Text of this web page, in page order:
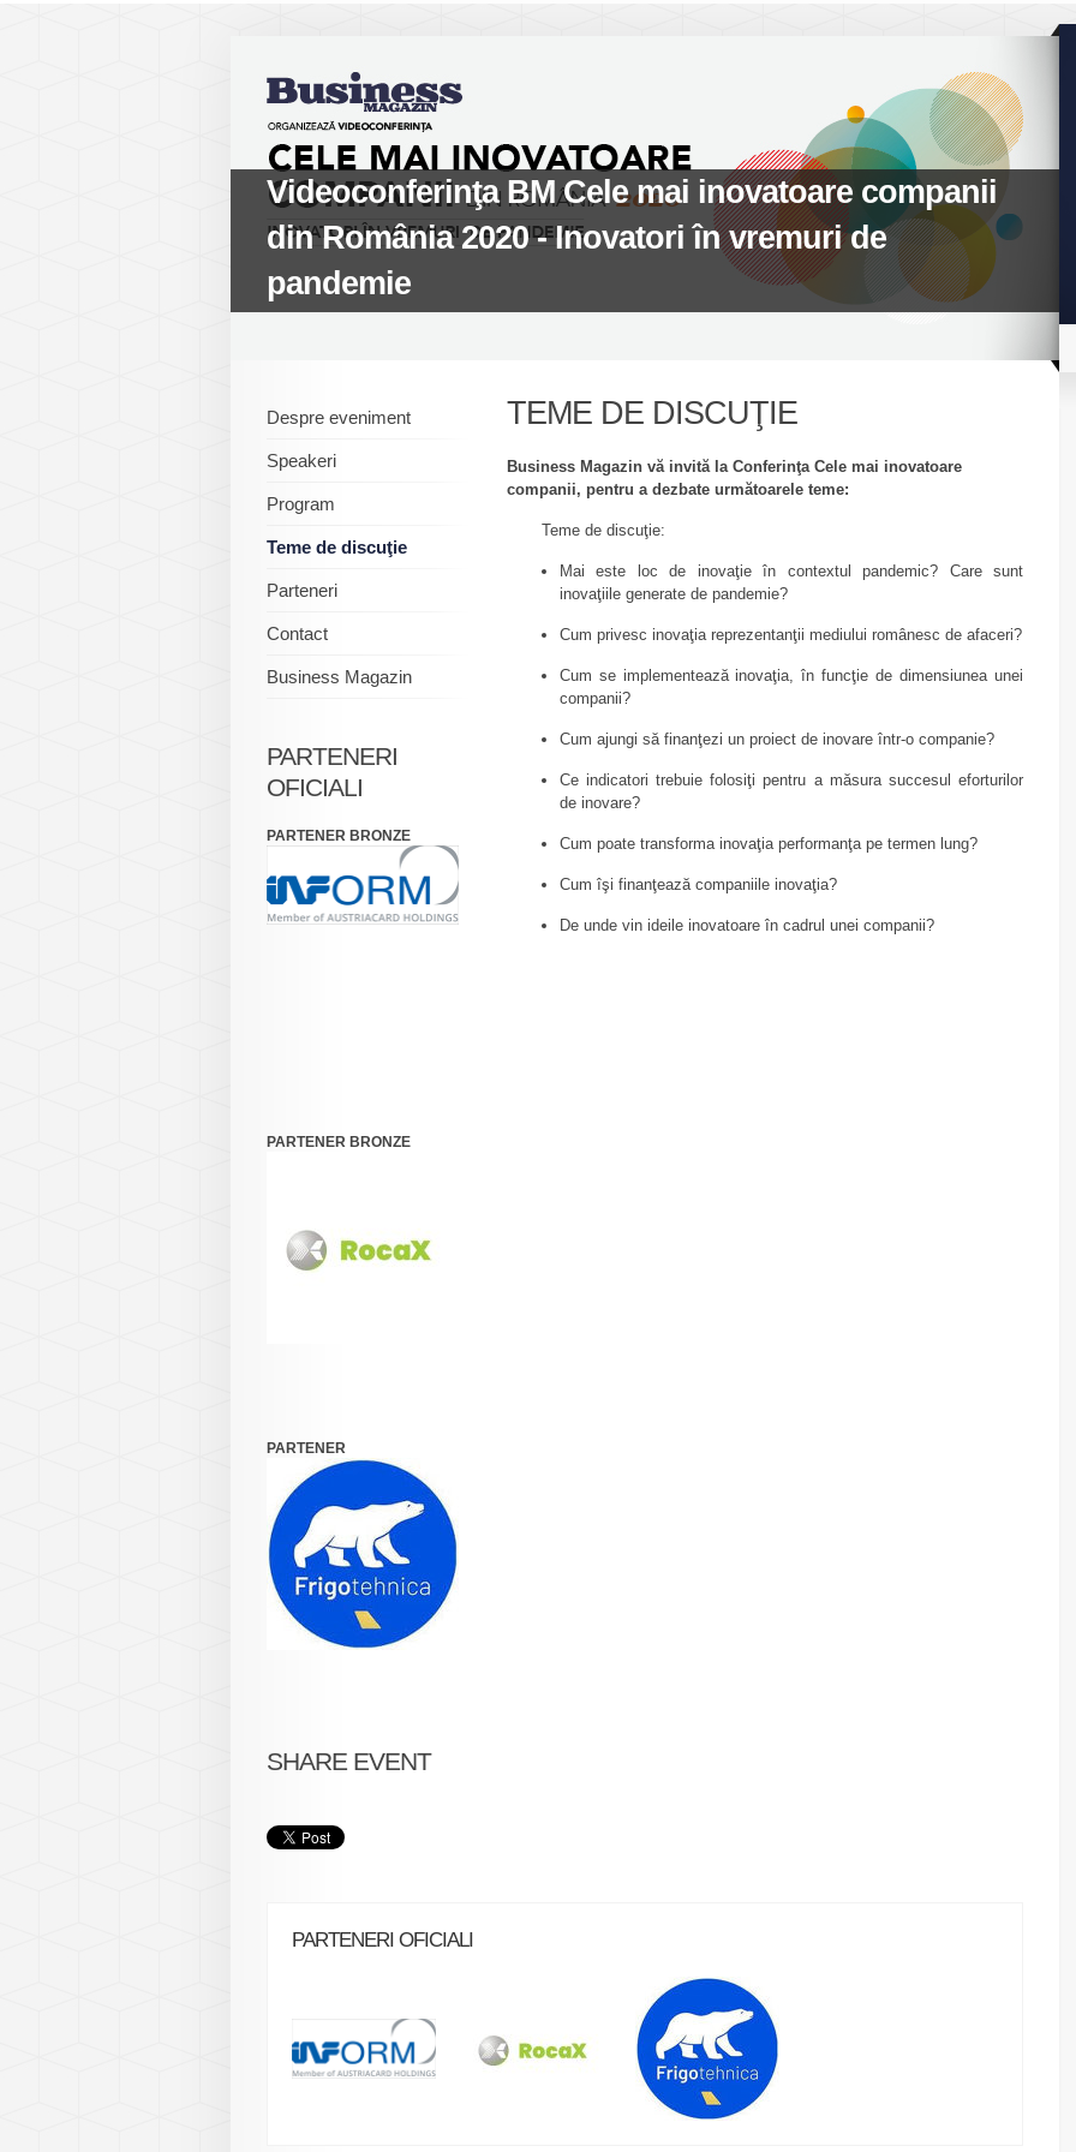
Videoconferinţa BM Cele mai inovatoare companii
din România 2020 - Inovatori în vremuri de
pandemie
Despre eveniment
Speakeri
Program
Teme de discuţie
Parteneri
Contact
Business Magazin
PARTENERI
OFICIALI
PARTENER BRONZE
PARTENER BRONZE
PARTENER
SHARE EVENT
TEME DE DISCUŢIE
Business Magazin vă invită la Conferinţa Cele mai inovatoare
companii, pentru a dezbate următoarele teme:
Teme de discuţie:
Mai este loc de inovaţie în contextul pandemic? Care sunt
inovaţiile generate de pandemie?
Cum privesc inovaţia reprezentanţii mediului românesc de afaceri?
Cum se implementează inovaţia, în funcţie de dimensiunea unei
companii?
Cum ajungi să finanţezi un proiect de inovare într-o companie?
Ce indicatori trebuie folosiţi pentru a măsura succesul eforturilor
de inovare?
Cum poate transforma inovaţia performanţa pe termen lung?
Cum îşi finanţează companiile inovaţia?
De unde vin ideile inovatoare în cadrul unei companii?
PARTENERI OFICIALI